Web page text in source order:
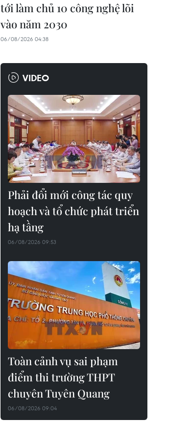
tới làm chủ 10 công nghệ lõi
vào năm 2030
06/08/2026 04:38
VIDEO
Phải đổi mới công tác quy
hoạch và tổ chức phát triển
hạ tầng
06/08/2026 09:53
Toàn cảnh vụ sai phạm
điểm thi trường THPT
chuyên Tuyên Quang
06/08/2026 09:04